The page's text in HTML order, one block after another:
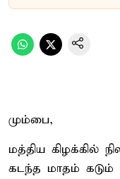
மும்பை,
மத்திய கிழக்கில்
கடந்த மாதம் கடும்